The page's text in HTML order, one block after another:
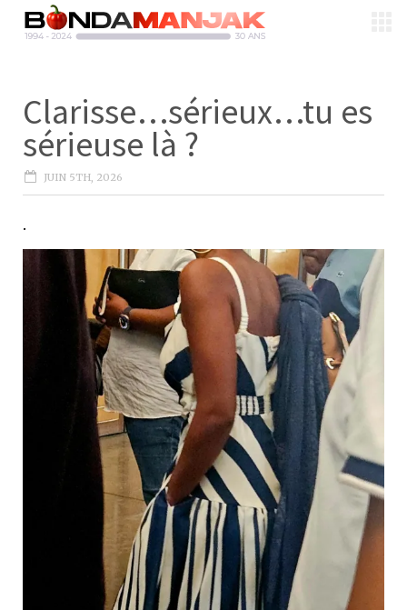
Clarisse…sérieux…tu es
sérieuse là ?
JUIN 5TH, 2026
.